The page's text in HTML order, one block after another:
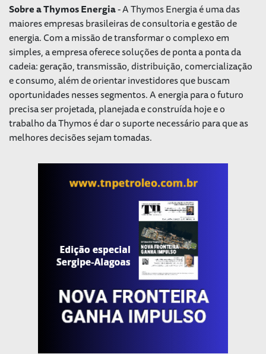
Sobre a Thymos Energia- A Thymos Energia é uma das
maiores empresas brasileiras de consultoria e gestão de
energia. Com a missão de transformar o complexo em
simples, a empresa oferece soluções de ponta a ponta da
cadeia: geração, transmissão, distribuição, comercialização
e consumo, além de orientar investidores que buscam
oportunidades nesses segmentos. A energia para o futuro
precisa ser projetada, planejada e construída hoje e o
trabalho da Thymos é dar o suporte necessário para que as
melhores decisões sejam tomadas.